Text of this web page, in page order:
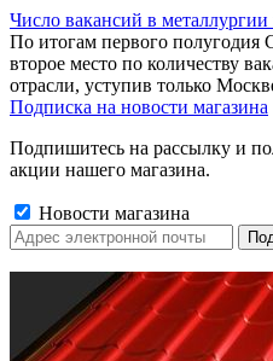
Число вакансий в
По итогам первого полугодия
второе место по количеству
отрасли, уступив только
Подписка на новости магазина
Подпишитесь на рассылку и
акции нашего магазина.
Новости магазина